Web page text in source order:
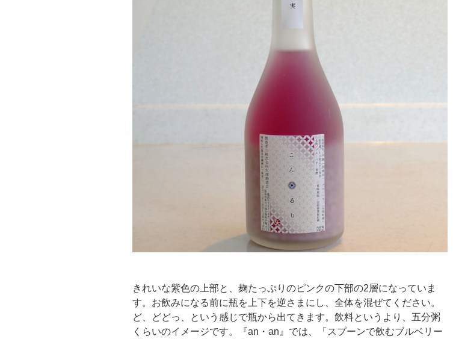
きれいな紫色の上部と、麹たっぷりのピンクの下部の2層になっていま
す。お飲みになる前に瓶を上下を逆さまにし、全体を混ぜてください。
ど、どどっ、という感じで瓶から出てきます。飲料というより、五分粥
くらいのイメージです。『an・an』では、「スプーンで飲むブルベリー